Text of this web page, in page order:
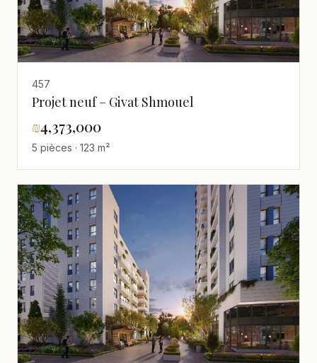
457
Projet neuf – Givat Shmouel
₪4,373,000
5 pièces · 123 m²